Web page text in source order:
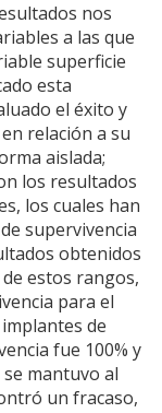
nos
a las que
superficie
esta
el éxito y
relación a su
aislada;
los resultados
los cuales han
supervivencia
obtenidos
estos rangos,
para el
de
fue 100% y
mantuvo al
un fracaso,